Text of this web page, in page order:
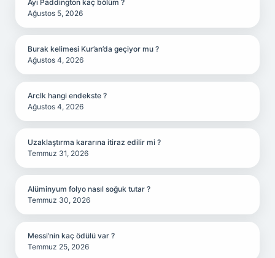
Ayı Paddington kaç bölüm ?
Ağustos 5, 2026
Burak kelimesi Kur’an’da geçiyor mu ?
Ağustos 4, 2026
Arclk hangi endekste ?
Ağustos 4, 2026
Uzaklaştırma kararına itiraz edilir mi ?
Temmuz 31, 2026
Alüminyum folyo nasıl soğuk tutar ?
Temmuz 30, 2026
Messi’nin kaç ödülü var ?
Temmuz 25, 2026